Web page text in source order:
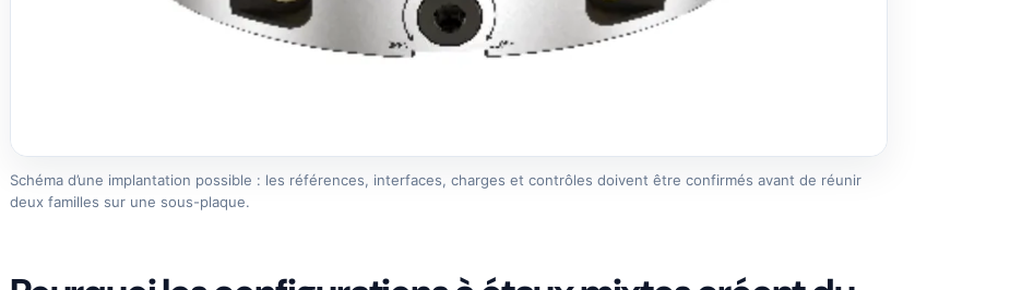
Schéma d’une implantation possible : les références, interfaces, charges et contrôles doivent être confirmés avant de réunir
deux familles sur une sous-plaque.